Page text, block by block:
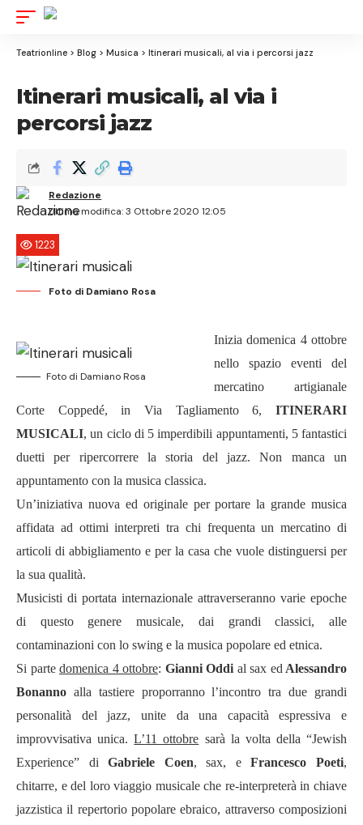
Teatrionline > Blog > Musica > Itinerari musicali, al via i percorsi jazz
Itinerari musicali, al via i
percorsi jazz
Ultima modifica: 3 Ottobre 2020 12:05
Redazione
1223
Foto di Damiano Rosa
Foto di Damiano Rosa
Inizia domenica 4 ottobre
nello spazio eventi del
mercatino artigianale
Corte Coppedé, in Via Tagliamento 6,ITINERARI
MUSICALI, un ciclo di 5 imperdibili appuntamenti, 5 fantastici
duetti per ripercorrere la storia del jazz. Non manca un
appuntamento con la musica classica.
Un’iniziativa nuova ed originale per portare la grande musica
affidata ad ottimi interpreti tra chi frequenta un mercatino di
articoli di abbigliamento e per la casa che vuole distinguersi per
la sua qualità.
Musicisti di portata internazionale attraverseranno varie epoche
di questo genere musicale, dai grandi classici, alle
contaminazioni con lo swing e la musica popolare ed etnica.
Si parte domenica 4 ottobre: Gianni Oddi al sax ed Alessandro
Bonanno alla tastiere proporranno l’incontro tra due grandi
personalità del jazz, unite da una capacitàespressiva e
improvvisativa unica.L’11 ottobre sarà la volta della “Jewish
Experience” diGabriele Coen, sax, eFrancesco Poeti,
chitarre, e del loro viaggio musicale che re-interpreteràin chiave
jazzistica il repertorio popolare ebraico, attraverso composizioni